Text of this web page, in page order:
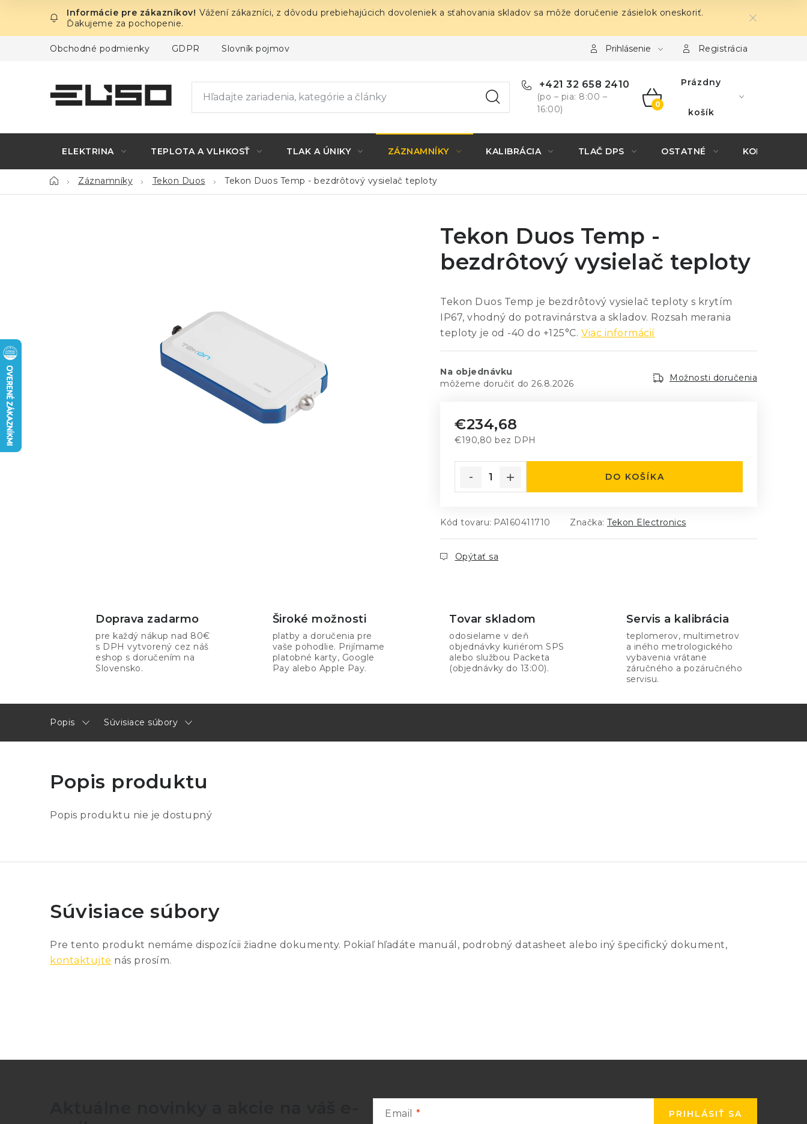
obsah
Vážení zákazníci, z dôvodu prebiehajúcich dovoleniek a sťahovania skladov sa môže doručenie zásielok oneskoriť.
Ďakujeme za pochopenie.
Obchodné podmienky GDPR Slovník pojmov Prihlásenie Registrácia
+421 32 658 2410
(po – pia: 8:00 –
16:00)
NÁKUPNÝ
Prázdny
košík
ELEKTRINA TEPLOTA A VLHKOSŤ TLAK A ÚNIKY ZÁZNAMNÍKY KALIBRÁCIA TLAČ DPS OSTATNÉ KONTAKTY
DomovZáznamníky Tekon Duos Tekon Duos Temp - bezdrôtový vysielač teploty
Tekon Duos Temp -
bezdrôtový vysielač teploty
Tekon Duos Temp je bezdrôtový vysielač teploty s krytím
IP67, vhodný do potravinárstva a skladov. Rozsah merania
teploty je od -40 do +125°C. Viac informácií
Na objednávku
26.8.2026
Možnosti doručenia
€234,68
€190,80 bez DPH
DO KOŠÍKA
Kód tovaru: PA160411710 Značka: Tekon Electronics
Opýtať sa
Doprava zadarmo
pre každý nákup nad 80€
s DPH vytvorený cez náš
eshop s doručením na
Slovensko.
Široké možnosti
platby a doručenia pre
vaše pohodlie. Prijímame
platobné karty, Google
Pay alebo Apple Pay.
Tovar skladom
odosielame v deň
objednávky kuriérom SPS
alebo službou Packeta
(objednávky do 13:00).
Servis a kalibrácia
teplomerov, multimetrov
a iného metrologického
vybavenia vrátane
záručného a pozáručného
servisu.
Popis Súvisiace súbory
Popis produktu
Popis produktu nie je dostupný
Súvisiace súbory
Pre tento produkt nemáme dispozícii žiadne dokumenty. Pokiaľ hľadáte manuál, podrobný datasheet alebo iný špecifický dokument,
kontaktujte nás prosím.
Email PRIHLÁSIŤ SA